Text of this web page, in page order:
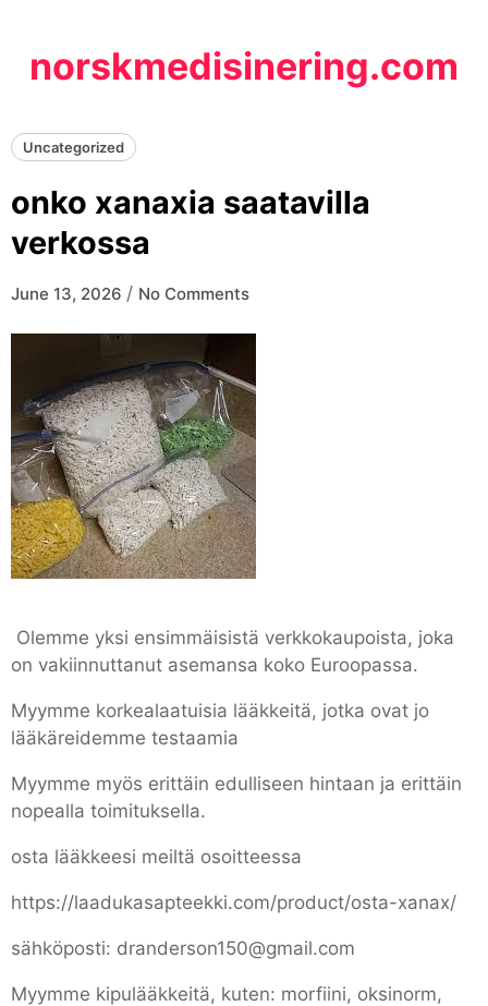
contentnorskmedisinering.com
Uncategorized
onko xanaxia saatavilla
verkossa
June 13, 2026 / No Comments
Olemme yksi ensimmäisistä verkkokaupoista, joka
on vakiinnuttanut asemansa koko Euroopassa.
Myymme korkealaatuisia lääkkeitä, jotka ovat jo
lääkäreidemme testaamia
Myymme myös erittäin edulliseen hintaan ja erittäin
nopealla toimituksella.
osta lääkkeesi meiltä osoitteessa
https://laadukasapteekki.com/product/osta-xanax/
sähköposti: dranderson150@gmail.com
Myymme kipulääkkeitä, kuten: morfiini, oksinorm,